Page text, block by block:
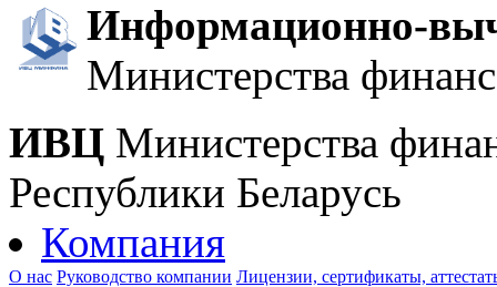
Информационно-
Министерства
ИВЦ Министерства
Республики Беларусь
Компания
О нас Руководство компании Лицензии, сертификаты,